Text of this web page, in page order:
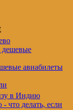
дешевые
авиабилеты
в Индию
что делать, если